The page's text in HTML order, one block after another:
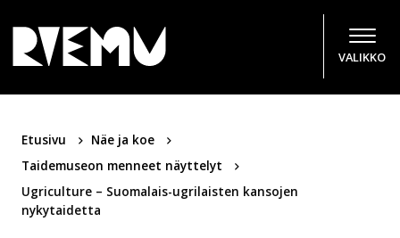
VALIKKO
Etusivu
Näe ja koe
Taidemuseon menneet näyttelyt
Ugriculture – Suomalais-ugrilaisten kansojen
nykytaidetta